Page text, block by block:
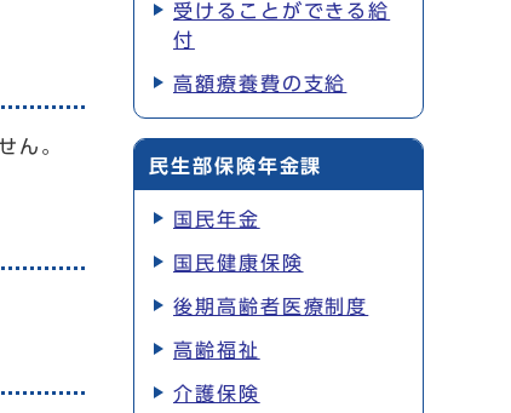
ん。
受けることができる給
付
高額療養費の支給
民生部保険年金課
国民年金
国民健康保険
後期高齢者医療制度
高齢福祉
介護保険